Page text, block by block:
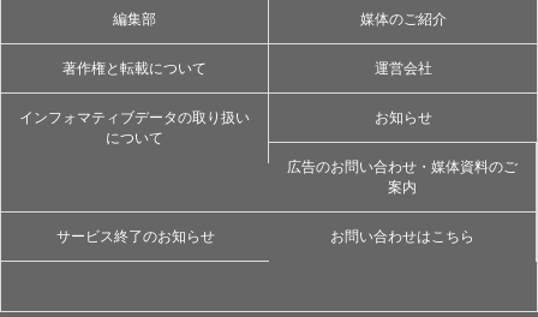
編集部 媒体のご紹介
著作権と転載について 運営会社
インフォマティブデータの取り扱い
について
お知らせ
広告のお問い合わせ・媒体資料のご
案内
サービス終了のお知らせ お問い合わせはこちら